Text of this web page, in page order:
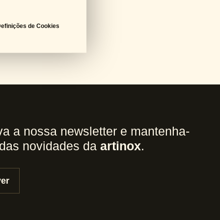
a nossa newsletter e mantenha-
novidades da artinox.
de Cookies